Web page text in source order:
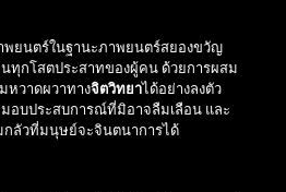
พยนตร์ในฐานะภาพยนตร์สยองขวัญ
กโสตประสาทของผู้คน ด้วยการผสม
หวาดผวาทางจิตวิทยาได้อย่างลงตัว
อบประสบการณ์ที่มิอาจลืมเลือน และ
ลัวที่มนุษย์จะจินตนาการได้